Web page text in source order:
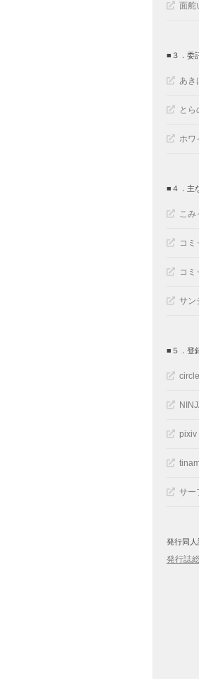
面舵
■３．委
あき
とら
ホワ
■４．主
こ
コミ
コミ
サン
■５．登
pixiv
サー
発行同
発行誌